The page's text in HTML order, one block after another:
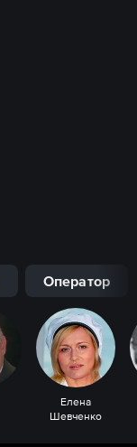
Оператор
Елена
Шевченко